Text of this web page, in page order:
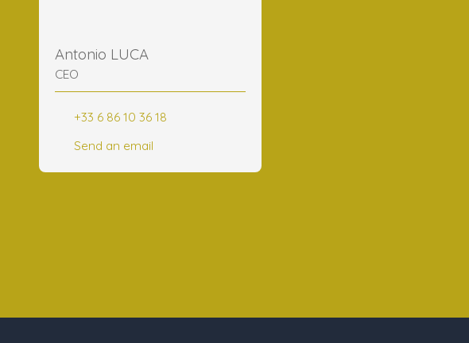
Antonio LUCA
CEO
+33 6 86 10 36 18
Send an email